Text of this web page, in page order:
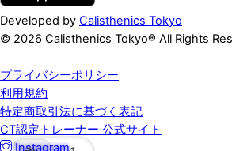
Developed by Calisthenics Tokyo
© 2026 Calisthenics Tokyo® All Rights
プライバシーポリシー
利用規約
特定商取引法に基づく表記
CT認定トレーナー 公式サイト
Instagram